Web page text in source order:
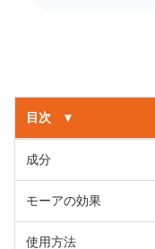
目次 ▼
成分
モーアの効果
使用方法